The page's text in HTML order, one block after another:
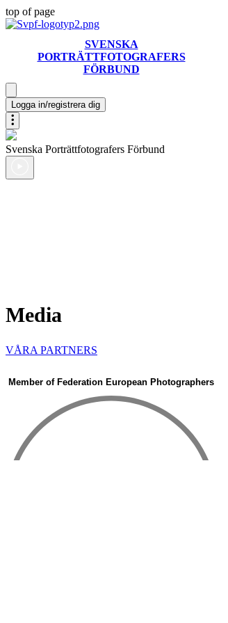
top of page
SVENSKA
PORTRÄTTFOTOGRAFERS
FÖRBUND
Logga in/registrera dig
Svenska Porträttfotografers Förbund
Media
VÅRA PARTNERS
Member of Federation European Photographers